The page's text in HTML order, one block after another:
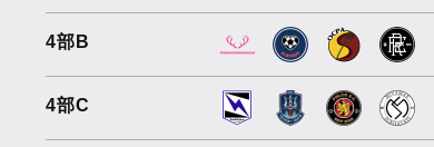
4部B
4部C